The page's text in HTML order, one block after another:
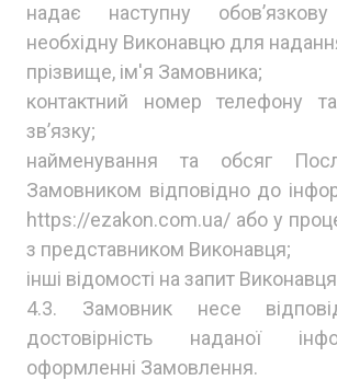
надає наступну
необхідну Виконавцю для
прізвище, ім'я Замовника;
контактний номер телефону
зв’язку;
найменування та обсяг
Замовником відповідно до
https://ezakon.com.ua/ або у
з представником Виконавця;
інші відомості на запит
4.3. Замовник несе
достовірність наданої
оформленні Замовлення.